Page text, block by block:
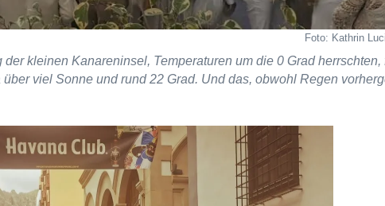
Foto: Kathrin
kleinen Kanareninsel, Temperaturen um die 0 Grad herrschten,
viel Sonne und rund 22 Grad. Und das, obwohl Regen